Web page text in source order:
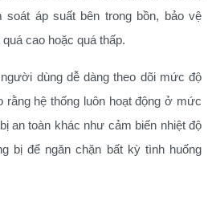
soát áp suất bên trong bồn, bảo vệ
cao hoặc quá thấp.
dùng dễ dàng theo dõi mức độ
rằng hệ thống luôn hoạt động ở mức
an toàn khác như cảm biến nhiệt độ
bị để ngăn chặn bất kỳ tình huống